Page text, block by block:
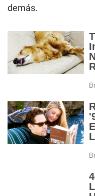
demás.